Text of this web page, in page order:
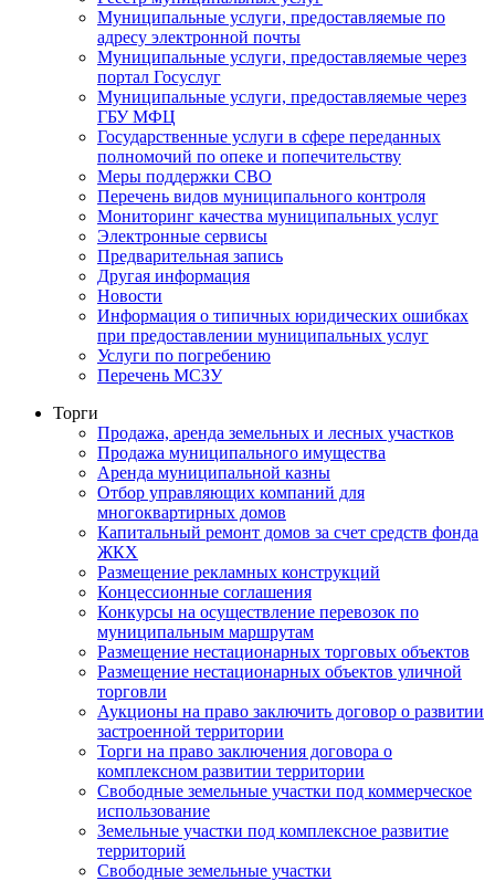
Муниципальные услуги, предоставляемые по
адресу электронной почты
Муниципальные услуги, предоставляемые через
портал Госуслуг
Муниципальные услуги, предоставляемые через
ГБУ МФЦ
Государственные услуги в сфере переданных
полномочий по опеке и попечительству
Меры поддержки СВО
Перечень видов муниципального контроля
Мониторинг качества муниципальных услуг
Электронные сервисы
Предварительная запись
Другая информация
Новости
Информация о типичных юридических ошибках
при предоставлении муниципальных услуг
Услуги по погребению
Перечень МСЗУ
Торги
Продажа, аренда земельных и лесных участков
Продажа муниципального имущества
Аренда муниципальной казны
Отбор управляющих компаний для
многоквартирных домов
Капитальный ремонт домов за счет средств фонда
ЖКХ
Размещение рекламных конструкций
Концессионные соглашения
Конкурсы на осуществление перевозок по
муниципальным маршрутам
Размещение нестационарных торговых объектов
Размещение нестационарных объектов уличной
торговли
Аукционы на право заключить договор о развитии
застроенной территории
Торги на право заключения договора о
комплексном развитии территории
Свободные земельные участки под коммерческое
использование
Земельные участки под комплексное развитие
территорий
Свободные земельные участки